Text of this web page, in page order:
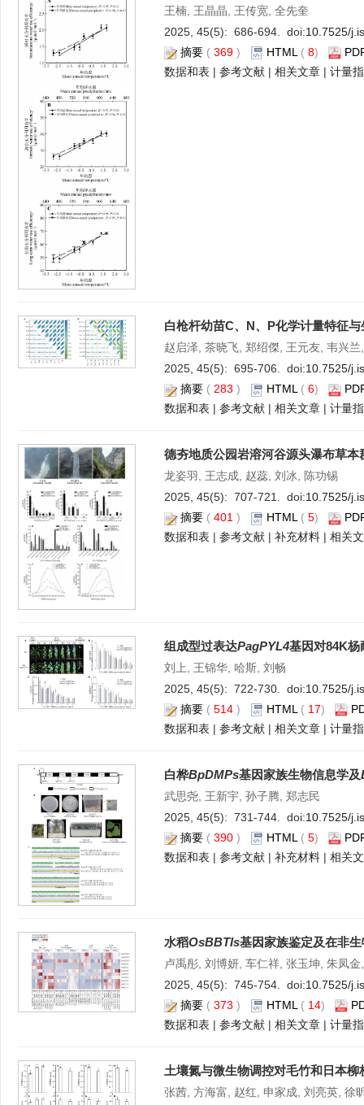
王楠, 王晶晶, 王传宽, 全先奎
2025, 45(5): 686-694. doi:10.7525/
摘要 ( 369 ) HTML ( 8)
数据和表 | 参考文献 | 相关文章 | 计量
白枪杆幼苗C、N、P化学计量特征
赵启泽, 茶晓飞, 郑绍傑, 王元友, 韦兴兰
2025, 45(5): 695-706. doi:10.7525/
摘要 ( 283 ) HTML( 6)
数据和表 | 参考文献 | 相关文章 | 计量
德夯地质公园岩溶河谷源头瀑布草本
龙姿羽, 王志成, 赵蕊, 刘冰, 陈功锡
2025, 45(5): 707-721. doi:10.7525/
摘要 ( 401 ) HTML( 5)
数据和表 | 参考文献 | 补充材料 | 相关
组成型过表达PagPYL4基因对84K杨
刘上, 王锦华, 哈斯, 刘畅
2025, 45(5): 722-730. doi:10.7525/
摘要 ( 514 ) HTML ( 17)
数据和表 | 参考文献 | 相关文章 | 计量
白桦BpDMPs基因家族生物信息学及
武思尧, 王新宇, 孙子腾, 郑志民
2025, 45(5): 731-744. doi:10.7525/
摘要 ( 390 ) HTML ( 5)
数据和表 | 参考文献 | 补充材料 | 相关
水稻OsBBTIs基因家族鉴定及在非
卢禹彤, 刘博妍, 车仁祥, 张玉坤, 朱凤金
2025, 45(5): 745-754. doi:10.7525/
摘要 ( 373 ) HTML ( 14)
数据和表 | 参考文献 | 相关文章 | 计量
土壤氮与微生物调控对毛竹和日本
张茜, 方海富, 赵红, 申家成, 刘亮英, 徐